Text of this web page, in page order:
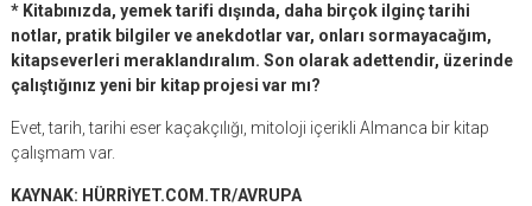
* Kitabınızda, yemek tarifi dışında, daha birçok ilginç tarihi
notlar, pratik bilgiler ve anekdotlar var, onları sormayacağım,
kitapseverleri meraklandıralım. Son olarak adettendir, üzerinde
çalıştığınız yeni bir kitap projesi var mı?
Evet, tarih, tarihi eser kaçakçılığı, mitoloji içerikli Almanca bir kitap
çalışmam var.
KAYNAK: HÜRRİYET.COM.TR/AVRUPA